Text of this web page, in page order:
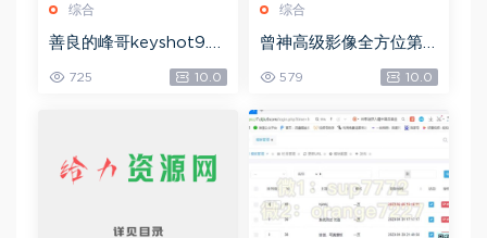
综合
善良的峰哥keyshot9.0
自学宝典，网盘下载(2.3
6G)
725 10.0
综合
曾神高级影像全方位第
四期，网盘下载(49.08
G)
579 10.0